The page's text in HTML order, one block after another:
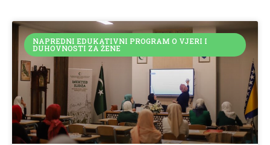
NAPREDNI EDUKATIVNI PROGRAM O VJERI I
DUHOVNOSTI ZA ŽENE